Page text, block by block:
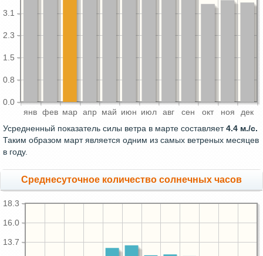
янв фев мар апр май июн июл авг сен окт ноя дек
0.0
0.8
1.5
2.3
3.1
Усредненный показатель силы ветра в марте составляет4.4 м./с.
Таким образом март является одним из самых ветреных месяцев
в году.
Среднесуточное количество солнечных часов
13.7
16.0
18.3